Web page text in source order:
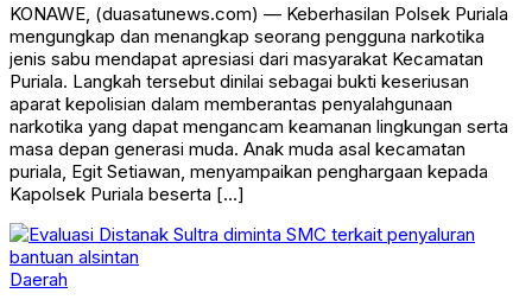
KONAWE, (duasatunews.com) — Keberhasilan Polsek Puriala
mengungkap dan menangkap seorang pengguna narkotika
jenis sabu mendapat apresiasi dari masyarakat Kecamatan
Puriala. Langkah tersebut dinilai sebagai bukti keseriusan
aparat kepolisian dalam memberantas penyalahgunaan
narkotika yang dapat mengancam keamanan lingkungan serta
masa depan generasi muda. Anak muda asal kecamatan
puriala, Egit Setiawan, menyampaikan penghargaan kepada
Kapolsek Puriala beserta […]
Daerah